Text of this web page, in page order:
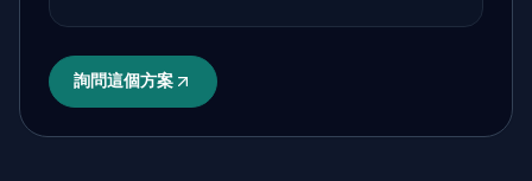
詢問這個方案